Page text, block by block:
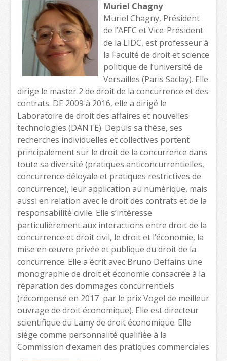
Muriel Chagny
Muriel Chagny, Président
de l’AFEC et Vice-Président
de la LIDC, est professeur à
la Faculté de droit et science
politique de l’université de
Versailles (Paris Saclay). Elle
dirige le master 2 de droit de la concurrence et des
contrats. DE 2009 à 2016, elle a dirigé le
Laboratoire de droit des affaires et nouvelles
technologies (DANTE). Depuis sa thèse, ses
recherches individuelles et collectives portent
principalement sur le droit de la concurrence dans
toute sa diversité (pratiques anticoncurrentielles,
concurrence déloyale et pratiques restrictives de
concurrence), leur application au numérique, mais
aussi en relation avec le droit des contrats et de la
responsabilité civile. Elle s’intéresse
particulièrement aux interactions entre droit de la
concurrence et droit civil, le droit et l’économie, la
mise en œuvre privée et publique du droit de la
concurrence. Elle a écrit avec Bruno Deffains une
monographie de droit et économie consacrée à la
réparation des dommages concurrentiels
(récompensé en 2017 par le prix Vogel de meilleur
ouvrage de droit économique). Elle est directeur
scientifique du Lamy de droit économique. Elle
siège comme personnalité qualifiée à la
Commission d’examen des pratiques commerciales